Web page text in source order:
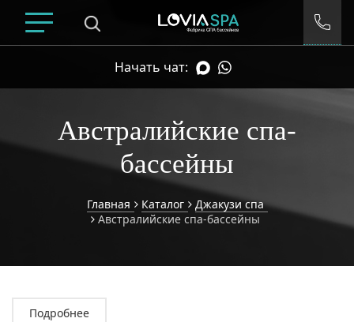
Начать чат:
Австралийские спа-
бассейны
Главная Каталог
Джакузи спа
Австралийские спа-бассейны
Умный подбор спа
Подробнее